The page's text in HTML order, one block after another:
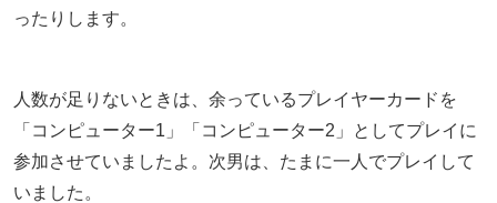
ったりします。
人数が足りないときは、余っているプレイヤーカードを
「コンピューター1」「コンピューター2」としてプレイに
参加させていましたよ。次男は、たまに一人でプレイして
いました。